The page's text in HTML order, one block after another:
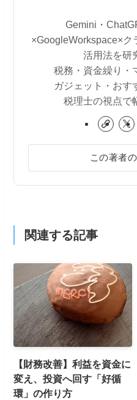
Gemini・
×GoogleWorkspace×ク
活用法を研
税務・資金繰り・
ガジェット・おす
税理士の視点で
この著者
関連する記事
【財務改善】利益を資金に
変え、投資へ回す「好循
環」の作り方